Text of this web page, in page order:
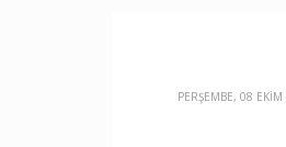
PERŞEMBE, 08